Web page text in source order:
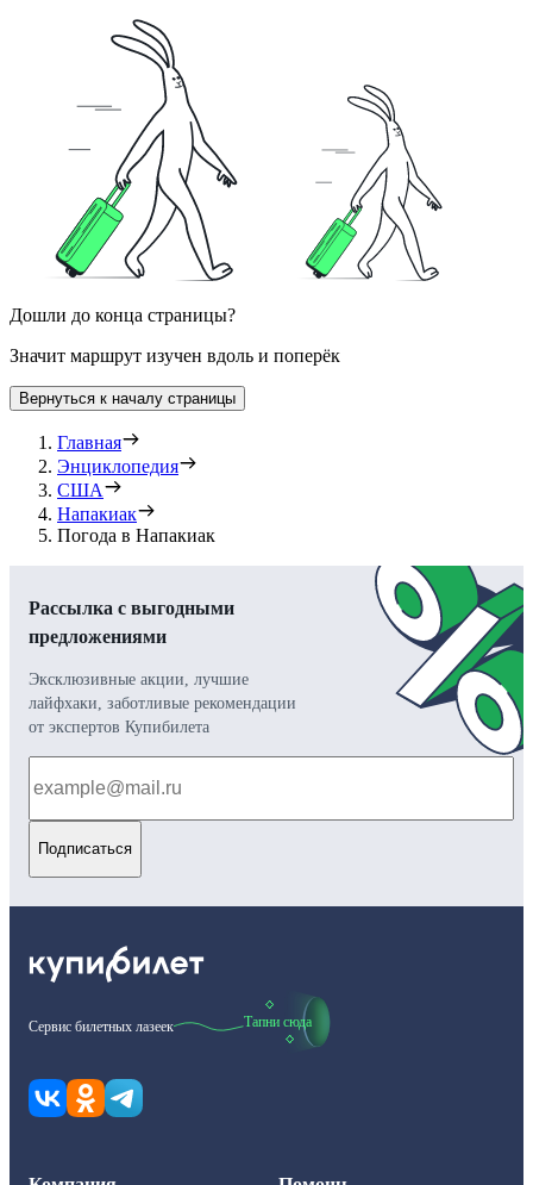
Дошли до конца страницы?
Значит маршрут изучен вдоль и поперёк
Вернуться к началу страницы
Главная
Энциклопедия
США
Напакиак
Погода в Напакиак
Рассылка с выгодными
предложениями
Эксклюзивные акции, лучшие
лайфхаки, заботливые рекомендации
от экспертов Купибилета
Подписаться
Сервис билетных лазеек Тапни сюда